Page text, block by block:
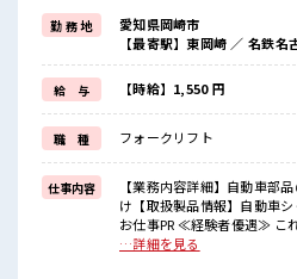
≪残業で稼げる≫
高収入を希望される方にオススメ。
残業は月20時間以上あります♪
≪ヘアカラーOKで自由な雰囲気の職
明るすぎたり奇抜でなければ基本的に自
(規定有)制服があると毎日の服選びに
≪様々なお仕事をご提案≫
一人で悩まず気軽に相談できる、
派遣のお仕事です！
■職場の雰囲気
髪型にこだわりのあるアナタは必見！
髪型自由な職場！
勤 務 地
愛知県岡崎市
【最寄駅】東岡崎 ／ 名鉄名
給 与 【時給】1,550 円
職 種 フォークリフト
仕事内容
【業務内容詳細】自動車部
け【取扱製品情報】自動車シ
お仕事PR ≪経験者優遇≫ こ
ブランクがあっても大丈夫♪
…詳細を見る